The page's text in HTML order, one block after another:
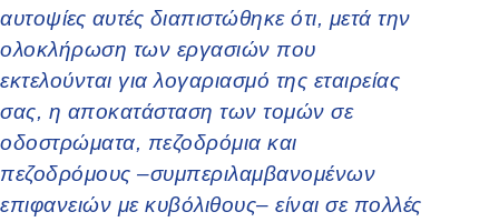
αυτοψίες αυτές διαπιστώθηκε ότι, μετά την
ολοκλήρωση των εργασιών που
εκτελούνται για λογαριασμό της εταιρείας
σας, η αποκατάσταση των τομών σε
οδοστρώματα, πεζοδρόμια και
πεζοδρόμους –συμπεριλαμβανομένων
επιφανειών με κυβόλιθους– είναι σε πολλές